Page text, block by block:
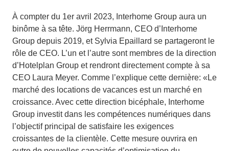
À compter du 1er avril 2023, Interhome Group aura un
binôme à sa tête. Jörg Herrmann, CEO d’Interhome
Group depuis 2019, et Sylvia Epaillard se partageront le
rôle de CEO. L’un et l’autre sont membres de la direction
d’Hotelplan Group et rendront directement compte à sa
CEO Laura Meyer. Comme l’explique cette dernière: «Le
marché des locations de vacances est un marché en
croissance. Avec cette direction bicéphale, Interhome
Group investit dans les compétences numériques dans
l’objectif principal de satisfaire les exigences
croissantes de la clientèle. Cette mesure ouvrira en